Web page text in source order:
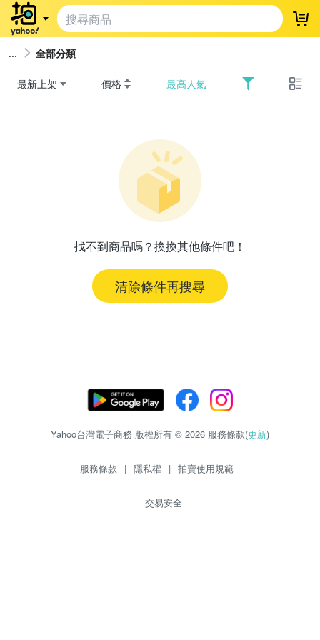
登
全部分類
最新上架 價格 最高人氣
找不到商品嗎？換換其他條件吧！
清除條件再搜尋
Yahoo台灣電子商務 版權所有 © 2026 服務條款(更新)
服務條款 | 隱私權 | 拍賣使用規範
交易安全